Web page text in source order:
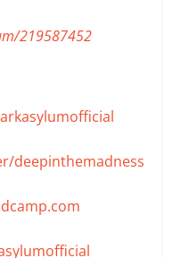
219587452
deepinthemadness